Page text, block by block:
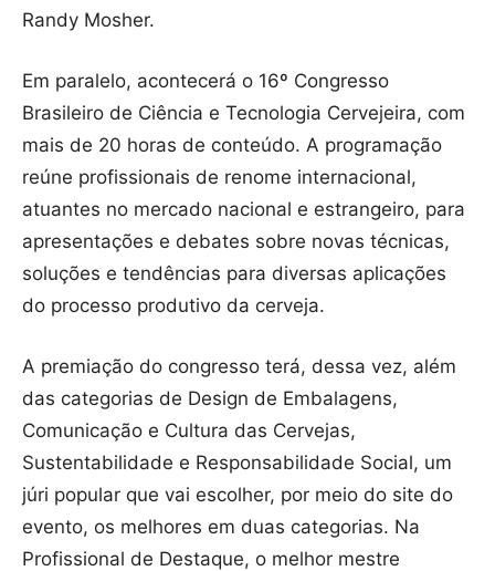
Randy Mosher.
Em paralelo, acontecerá o 16º Congresso
Brasileiro de Ciência e Tecnologia Cervejeira, com
mais de 20 horas de conteúdo. A programação
reúne profissionais de renome internacional,
atuantes no mercado nacional e estrangeiro, para
apresentações e debates sobre novas técnicas,
soluções e tendências para diversas aplicações
do processo produtivo da cerveja.
A premiação do congresso terá, dessa vez, além
das categorias de Design de Embalagens,
Comunicação e Cultura das Cervejas,
Sustentabilidade e Responsabilidade Social, um
júri popular que vai escolher, por meio do site do
evento, os melhores em duas categorias. Na
Profissional de Destaque, o melhor mestre